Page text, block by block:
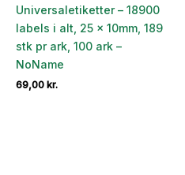
Universaletiketter – 18900
labels i alt, 25 x 10mm, 189
stk pr ark, 100 ark –
NoName
69,00 kr.